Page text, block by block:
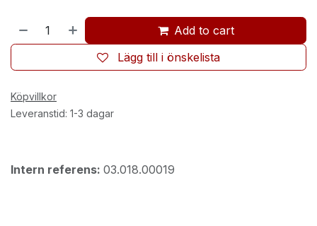
Add to cart
Lägg till i önskelista
Köpvillkor
Leveranstid: 1-3 dagar
Intern referens: 03.018.00019